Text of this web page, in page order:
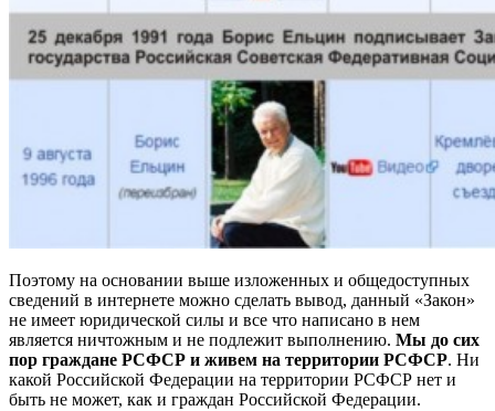
Поэтому на основании выше изложенных и общедоступных
сведений в интернете можно сделать вывод, данный «Закон»
не имеет юридической силы и все что написано в нем
является ничтожным и не подлежит выполнению. Мы до сих
пор граждане РСФСР и живем на территории РСФСР. Ни
какой Российской Федерации на территории РСФСР нет и
быть не может, как и граждан Российской Федерации.